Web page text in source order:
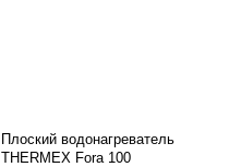
Плоский водонагреватель
THERMEX Fora 100